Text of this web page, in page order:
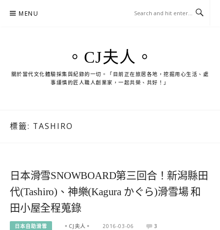
MENU
。CJ夫人。
關於當代文化體驗採集與紀錄的一切。「目前正在旅居各地，挖掘用心生活、處
事謹慎的匠人職人創業家，一起共榮、共好！」
標籤: TASHIRO
日本滑雪SNOWBOARD第三回合！新潟縣田
代(Tashiro)、神樂(Kagura かぐら)滑雪場 和
田小屋全程蒐錄
日本自助滑雪 。CJ夫人。 2016-03-06 3